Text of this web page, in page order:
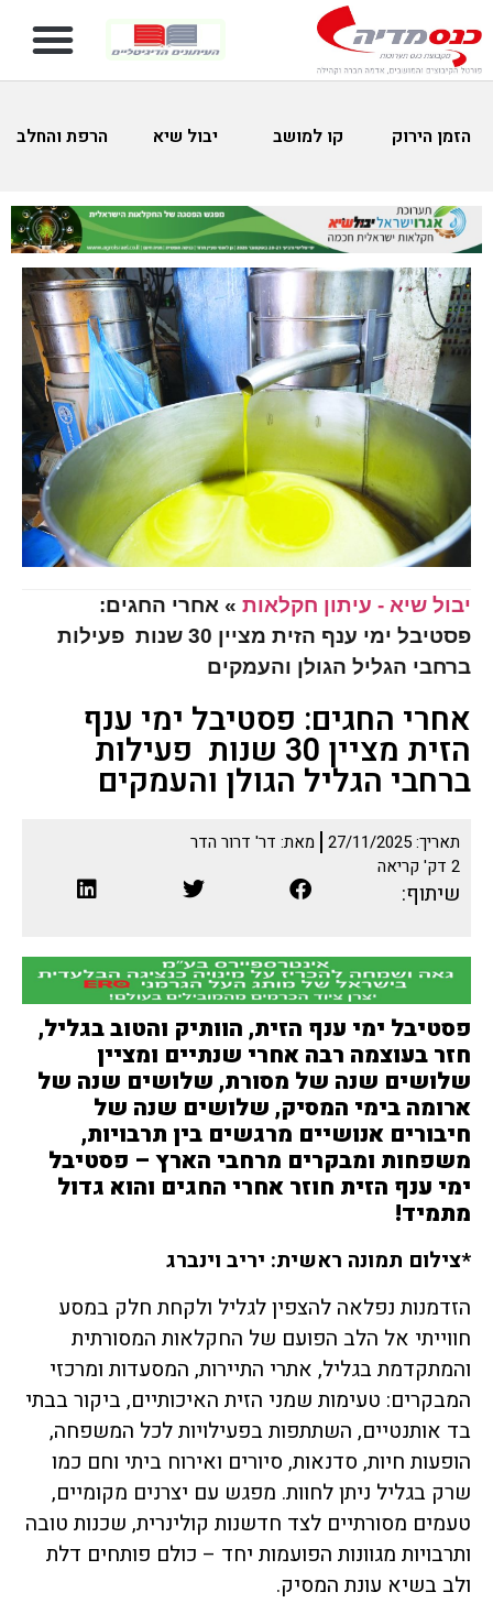
הזמן הירוק קו למושב יבול שיא הרפת והחלב
יבול שיא - עיתון חקלאות » אחרי החגים:
פסטיבל ימי ענף הזית מציין 30 שנות פעילות
ברחבי הגליל הגולן והעמקים
אחרי החגים: פסטיבל ימי ענף
הזית מציין 30 שנות פעילות
ברחבי הגליל הגולן והעמקים
תאריך:27/11/2025 מאת: דר' דרור הדר
2 דק' קריאה
שיתוף:
פסטיבל ימי ענף הזית, הוותיק והטוב בגליל,
חזר בעוצמה רבה אחרי שנתיים ומציין
שלושים שנה של מסורת, שלושים שנה של
ארומה בימי המסיק, שלושים שנה של
חיבורים אנושיים מרגשים בין תרבויות,
משפחות ומבקרים מרחבי הארץ – פסטיבל
ימי ענף הזית חוזר אחרי החגים והוא גדול
מתמיד!
*צילום תמונה ראשית: יריב וינברג
הזדמנות נפלאה להצפין לגליל ולקחת חלק במסע
חווייתי אל הלב הפועם של החקלאות המסורתית
והמתקדמת בגליל, אתרי התיירות, המסעדות ומרכזי
המבקרים: טעימות שמני הזית האיכותיים, ביקור בבתי
בד אותנטיים, השתתפות בפעילויות לכל המשפחה,
הופעות חיות, סדנאות, סיורים ואירוח ביתי וחם כמו
שרק בגליל ניתן לחוות. מפגש עם יצרנים מקומיים,
טעמים מסורתיים לצד חדשנות קולינרית, שכנות טובה
ותרבויות מגוונות הפועמות יחד – כולם פותחים דלת
ולב בשיא עונת המסיק.